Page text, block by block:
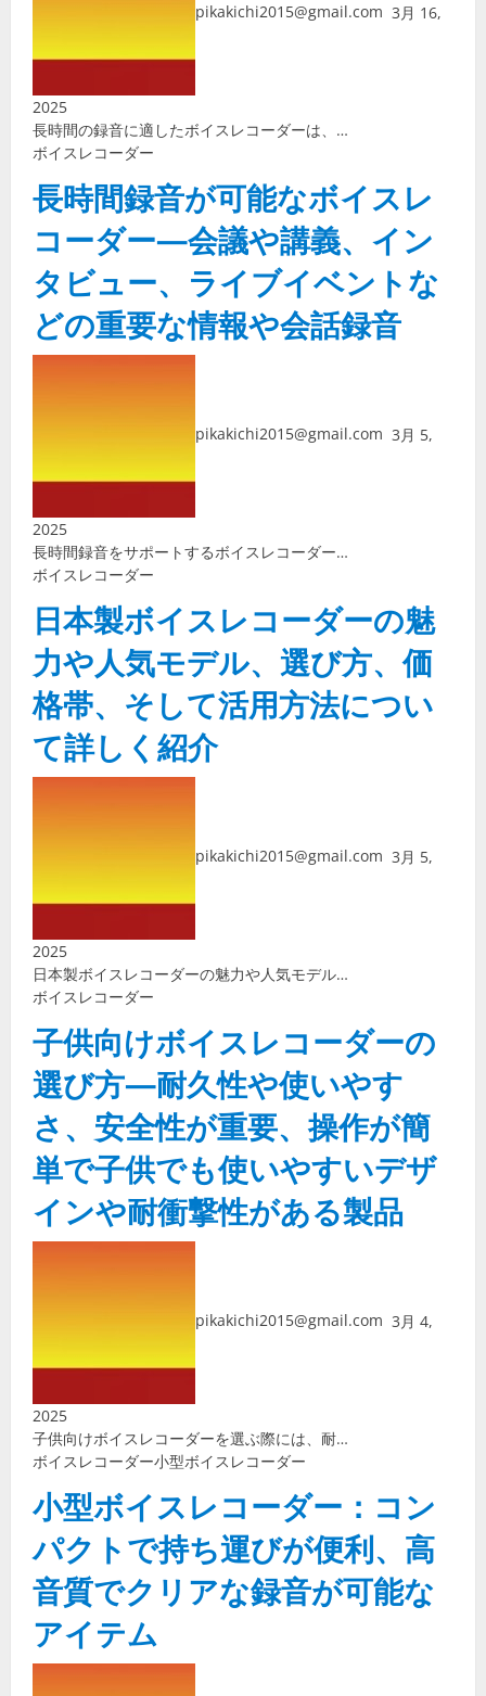
pikakichi2015@gmail.com 3月 16,
2025
長時間の録音に適したボイスレコーダーは、…
ボイスレコーダー
長時間録音が可能なボイスレ
コーダー—会議や講義、イン
タビュー、ライブイベントな
どの重要な情報や会話録音
pikakichi2015@gmail.com 3月 5,
2025
長時間録音をサポートするボイスレコーダー…
ボイスレコーダー
日本製ボイスレコーダーの魅
力や人気モデル、選び方、価
格帯、そして活用方法につい
て詳しく紹介
pikakichi2015@gmail.com 3月 5,
2025
日本製ボイスレコーダーの魅力や人気モデル…
ボイスレコーダー
子供向けボイスレコーダーの
選び方—耐久性や使いやす
さ、安全性が重要、操作が簡
単で子供でも使いやすいデザ
インや耐衝撃性がある製品
pikakichi2015@gmail.com 3月 4,
2025
子供向けボイスレコーダーを選ぶ際には、耐…
ボイスレコーダー小型ボイスレコーダー
小型ボイスレコーダー：コン
パクトで持ち運びが便利、高
音質でクリアな録音が可能な
アイテム